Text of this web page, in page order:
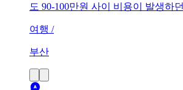
도 90-100만원 사이 비용이 발생하
여행 /
부산